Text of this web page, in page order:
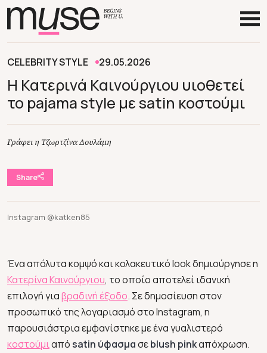
CELEBRITY STYLE 29.05.2026
H Κατερινά Καινούργιου υιοθετεί
το pajama style με satin κοστούμι
Γράφει η Τζωρτζίνα Δουλάμη
Share
Instagram @katken85
Ένα απόλυτα κομψό και κολακευτικό look δημιούργησε η
Κατερίνα Καινούργιου, το οποίο αποτελεί ιδανική
επιλογή γιαβραδινή έξοδο. Σε δημοσίευση στον
προσωπικό της λογαριασμό στο Instagram, η
παρουσιάστρια εμφανίστηκε με ένα γυαλιστερό
κοστούμιαπόsatin ύφασμασεblush pinkαπόχρωση.